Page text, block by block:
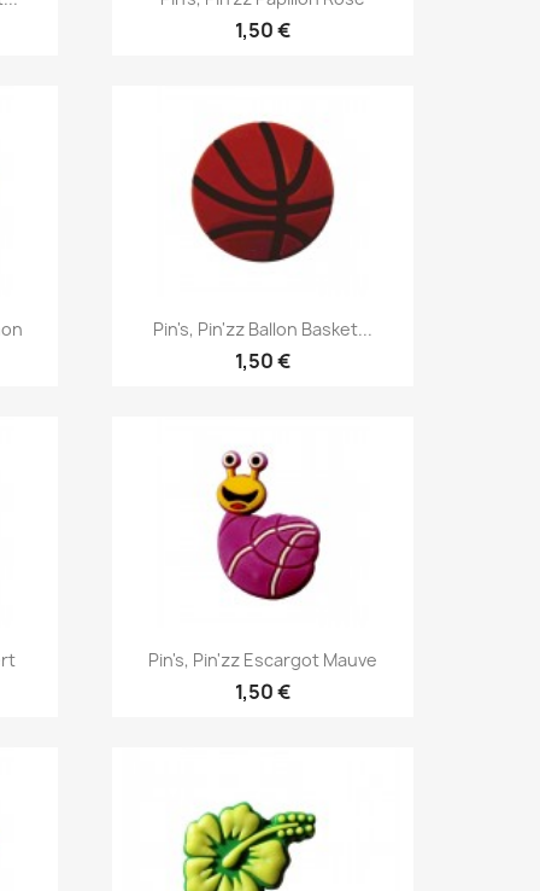
1,50 €
Aperçu rapide
Pin's, Pin'zz Ballon Basket...
1,50 €
Aperçu rapide
Pin's, Pin'zz Escargot Mauve
1,50 €